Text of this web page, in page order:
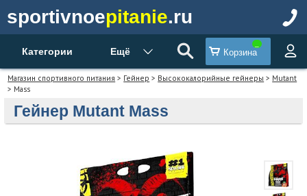
sportivnoepitanie.ru
Категории Ещё Корзина
Магазин спортивного питания > Гейнер > Высококалорийные гейнеры > Mutant
> Mass
Гейнер Mutant Mass